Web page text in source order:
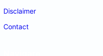
Disclaimer
Contact